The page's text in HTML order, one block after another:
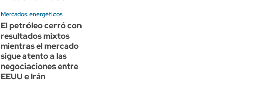
Mercados energéticos
El petróleo cerró con
resultados mixtos
mientras el mercado
sigue atento a las
negociaciones entre
EEUU e Irán